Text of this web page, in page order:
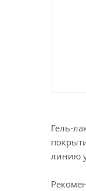
Гель-
линию